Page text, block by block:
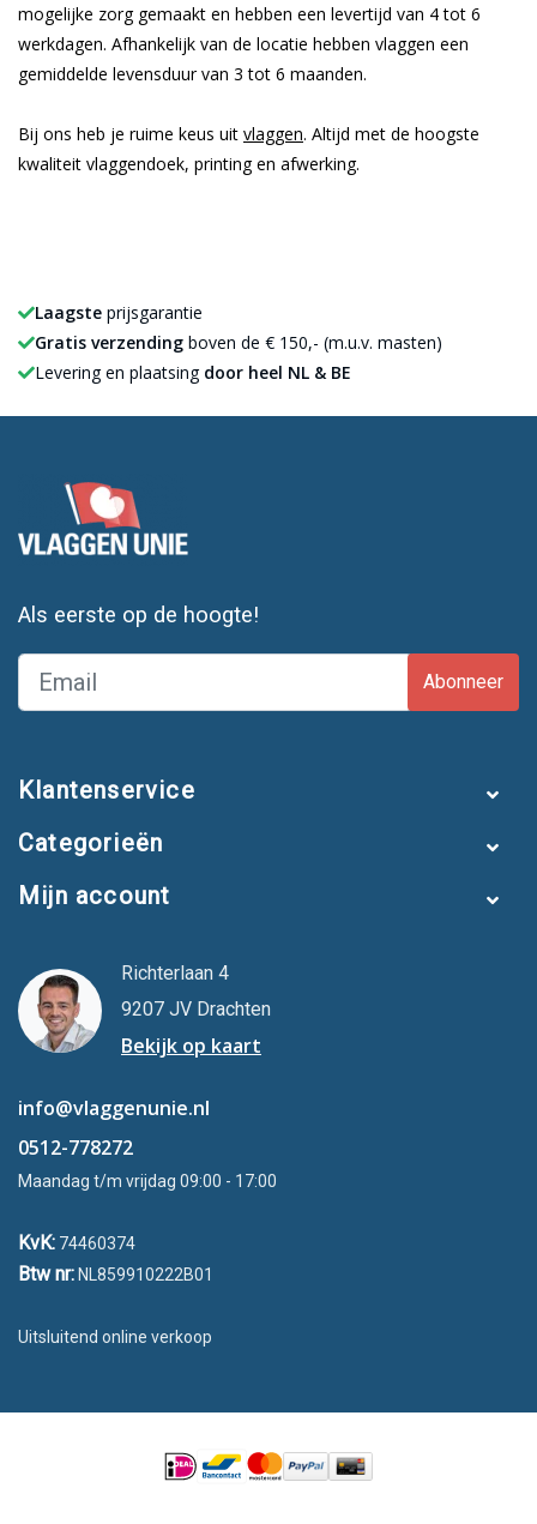
mogelijke zorg gemaakt en hebben een levertijd van 4 tot 6
werkdagen. Afhankelijk van de locatie hebben vlaggen een
gemiddelde levensduur van 3 tot 6 maanden.
Bij ons heb je ruime keus uit vlaggen. Altijd met de hoogste
kwaliteit vlaggendoek, printing en afwerking.
Laagste prijsgarantie
Gratis verzending boven de € 150,- (m.u.v. masten)
Levering en plaatsing door heel NL & BE
Als eerste op de hoogte!
Abonneer
Klantenservice
Categorieën
Mijn account
Richterlaan 4
9207 JV Drachten
Bekijk op kaart
info@vlaggenunie.nl
0512-778272
Maandag t/m vrijdag 09:00 - 17:00
KvK: 74460374
Btw nr: NL859910222B01
Uitsluitend online verkoop